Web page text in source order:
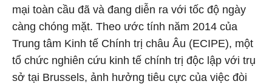
mại toàn cầu đã và đang diễn ra với tốc độ ngày
càng chóng mặt. Theo ước tính năm 2014 của
Trung tâm Kinh tế Chính trị châu Âu (ECIPE), một
tổ chức nghiên cứu kinh tế chính trị độc lập với trụ
sở tại Brussels, ảnh hưởng tiêu cực của việc đòi